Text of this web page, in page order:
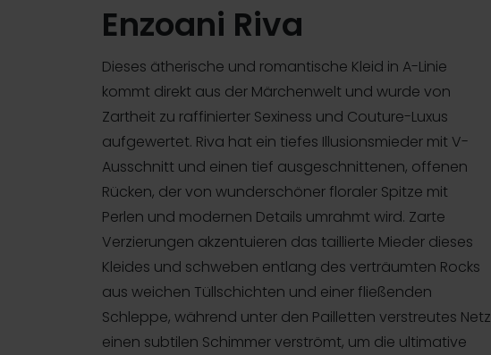
Enzoani Riva
Dieses ätherische und romantische Kleid in A-Linie
kommt direkt aus der Märchenwelt und wurde von
Zartheit zu raffinierter Sexiness und Couture-Luxus
aufgewertet. Riva hat ein tiefes Illusionsmieder mit V-
Ausschnitt und einen tief ausgeschnittenen, offenen
Rücken, der von wunderschöner floraler Spitze mit
Perlen und modernen Details umrahmt wird. Zarte
Verzierungen akzentuieren das taillierte Mieder dieses
Kleides und schweben entlang des verträumten Rocks
aus weichen Tüllschichten und einer fließenden
Schleppe, während unter den Pailletten verstreutes Netz
einen subtilen Schimmer verströmt, um die ultimative